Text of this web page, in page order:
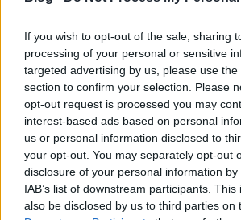
If you wish to opt-out of the sale, sharing
processing of your personal or sensitive
targeted advertising by us, please use
section to confirm your selection. Please
opt-out request is processed you may
interest-based ads based on personal
us or personal information disclosed to
your opt-out. You may separately opt-out
disclosure of your personal information
IAB’s list of downstream participants.
also be disclosed by us to third parties on
David Stone
Boldog Péter 2012. március 10.
Gondolom, mindenki lelkesen
szemináriumára. Én egy ilyen
szeretnék tőle látni... Ja és David
3500 Ft-ért. A Leövey Gimnázium
színháztermében (9. kerület,